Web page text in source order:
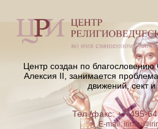
Центр создан по
Алексия II, занимается
движений, сект и
Тел./факс: +7-495-
E-mail: